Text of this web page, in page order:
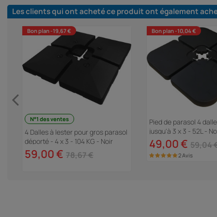
Les clients qui ont acheté ce produit ont également
Bon plan -19,67 €
N°1 des ventes
4 Dalles à lester pour gros parasol
déporté - 4 x 3 - 104 KG - Noir
59,00 € 78,67 €
Bon plan -10,04 €
Pied de parasol 4
jusqu'à 3 x 3 - 52L -
49,00 € 59,04
2 Avis